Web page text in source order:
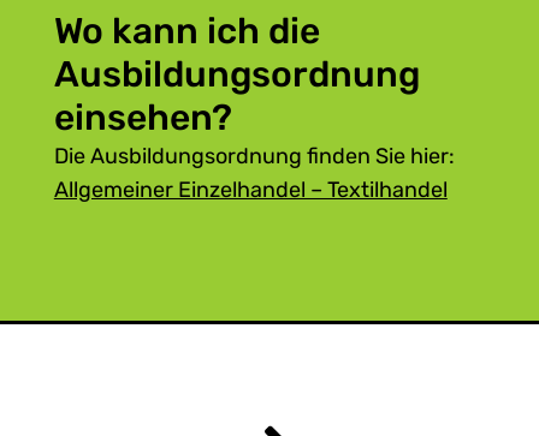
Wo kann ich die
Ausbildungsordnung
einsehen?
Die Ausbildungsordnung finden Sie hier:
Allgemeiner Einzelhandel – Textilhandel